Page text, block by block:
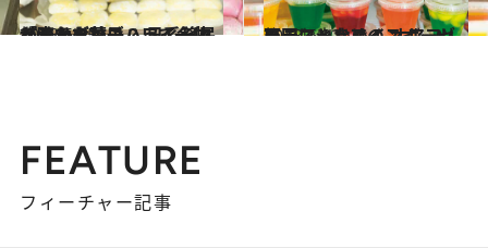
2018.6.25
「チチダンゴ」って一体どんなお菓子？ 日系移民が育んだ甘いハワイ名物を味わう
旅＆お出かけ 2018.6.22
カラフルなレインボーゼリーにときめく オアフ・ノースショアのスイーツ天国
旅＆お出かけ
FEATURE
フィーチャー記事